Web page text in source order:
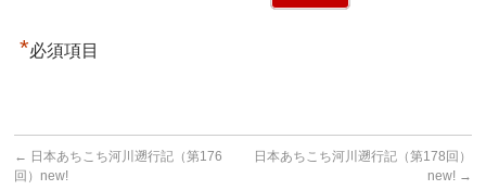
*必須項目
← 日本あちこち河川遡行記（第176
回）new!
日本あちこち河川遡行記（第178回）
new! →